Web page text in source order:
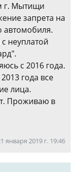
г. Мытищи
запрета на
автомобиля.
неуплатой
с 2016 года.
года все
лица.
Проживаю в
января 2019 г. 19:46